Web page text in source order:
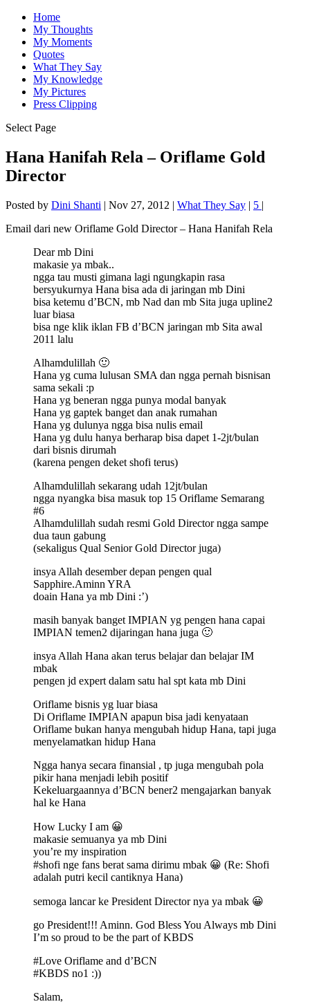
Home
My Thoughts
My Moments
Quotes
What They Say
My Knowledge
My Pictures
Press Clipping
Select Page
Hana Hanifah Rela – Oriflame Gold
Director
Posted by Dini Shanti | Nov 27, 2012 | What They Say | 5 |
Email dari new Oriflame Gold Director – Hana Hanifah Rela
Dear mb Dini
makasie ya mbak..
ngga tau musti gimana lagi ngungkapin rasa
bersyukurnya Hana bisa ada di jaringan mb Dini
bisa ketemu d’BCN, mb Nad dan mb Sita juga upline2
luar biasa
bisa nge klik iklan FB d’BCN jaringan mb Sita awal
2011 lalu
Alhamdulillah 🙂
Hana yg cuma lulusan SMA dan ngga pernah bisnisan
sama sekali :p
Hana yg beneran ngga punya modal banyak
Hana yg gaptek banget dan anak rumahan
Hana yg dulunya ngga bisa nulis email
Hana yg dulu hanya berharap bisa dapet 1-2jt/bulan
dari bisnis dirumah
(karena pengen deket shofi terus)
Alhamdulillah sekarang udah 12jt/bulan
ngga nyangka bisa masuk top 15 Oriflame Semarang
#6
Alhamdulillah sudah resmi Gold Director ngga sampe
dua taun gabung
(sekaligus Qual Senior Gold Director juga)
insya Allah desember depan pengen qual
Sapphire.Aminn YRA
doain Hana ya mb Dini :’)
masih banyak banget IMPIAN yg pengen hana capai
IMPIAN temen2 dijaringan hana juga 🙂
insya Allah Hana akan terus belajar dan belajar IM
mbak
pengen jd expert dalam satu hal spt kata mb Dini
Oriflame bisnis yg luar biasa
Di Oriflame IMPIAN apapun bisa jadi kenyataan
Oriflame bukan hanya mengubah hidup Hana, tapi juga
menyelamatkan hidup Hana
Ngga hanya secara finansial , tp juga mengubah pola
pikir hana menjadi lebih positif
Kekeluargaannya d’BCN bener2 mengajarkan banyak
hal ke Hana
How Lucky I am 😀
makasie semuanya ya mb Dini
you’re my inspiration
#shofi nge fans berat sama dirimu mbak 😀 (Re: Shofi
adalah putri kecil cantiknya Hana)
semoga lancar ke President Director nya ya mbak 😀
go President!!! Aminn. God Bless You Always mb Dini
I’m so proud to be the part of KBDS
#Love Oriflame and d’BCN
#KBDS no1 :))
Salam,